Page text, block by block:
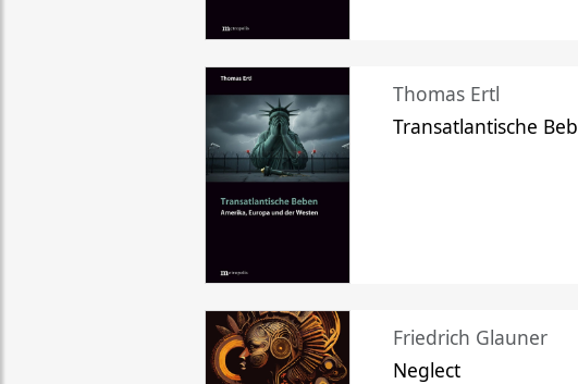
Thomas Ertl
Transatlantische
Friedrich Glauner
Neglect